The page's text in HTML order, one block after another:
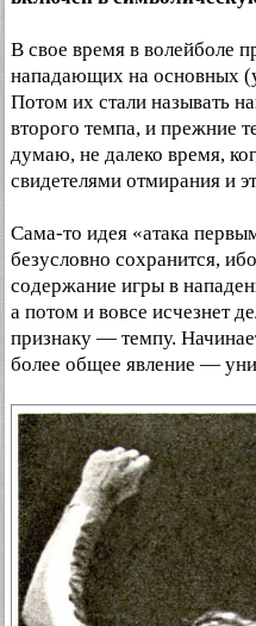
В свое время в волейболе
нападающих на основных
Потом их стали называть
второго темпа, и прежние
думаю, не далеко время,
свидетелями отмирания и
Сама-то идея «атака
безусловно сохранится,
содержание игры в
а потом и вовсе исчезнет
признаку — темпу.
более общее явление —